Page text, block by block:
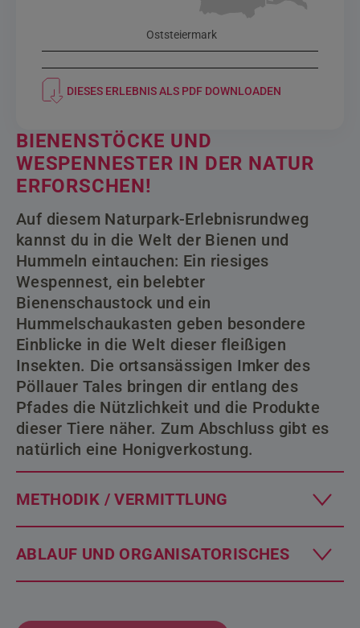
Oststeiermark
DIESES ERLEBNIS ALS PDF DOWNLOADEN
BIENENSTÖCKE UND
WESPENNESTER IN DER NATUR
ERFORSCHEN!
Auf diesem Naturpark-Erlebnisrundweg
kannst du in die Welt der Bienen und
Hummeln eintauchen: Ein riesiges
Wespennest, ein belebter
Bienenschaustock und ein
Hummelschaukasten geben besondere
Einblicke in die Welt dieser fleißigen
Insekten. Die ortsansässigen Imker des
Pöllauer Tales bringen dir entlang des
Pfades die Nützlichkeit und die Produkte
dieser Tiere näher. Zum Abschluss gibt es
natürlich eine Honigverkostung.
METHODIK / VERMITTLUNG
ABLAUF UND ORGANISATORISCHES